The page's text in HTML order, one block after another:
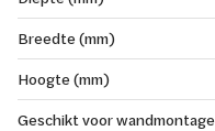
Breedte (mm)
Hoogte (mm)
Geschikt voor wandmontage